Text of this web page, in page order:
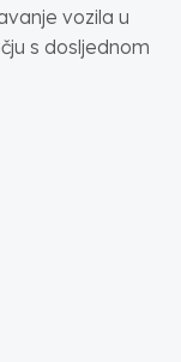
vozila u
s dosljednom